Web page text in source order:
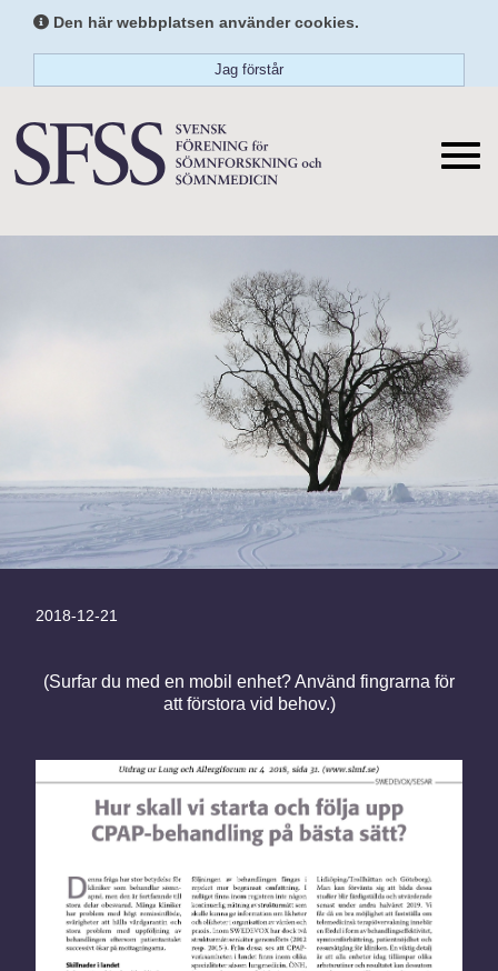
Den här webbplatsen använder cookies.
Jag förstår
2018-12-21
(Surfar du med en mobil enhet? Använd fingrarna för
att förstora vid behov.)